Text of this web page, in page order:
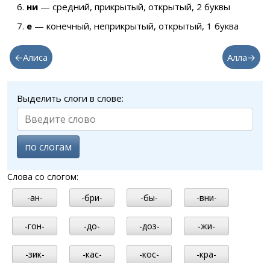
ни — средний, прикрытый, открытый, 2 буквы
е — конечный, неприкрытый, открытый, 1 буква
←Алиса Алла→
Выделить слоги в слове:
по слогам
Слова со слогом:
-ан-
-бри- -бы- -вни-
-гон- -до- -доз- -жи-
-зик- -кас- -кос- -кра-